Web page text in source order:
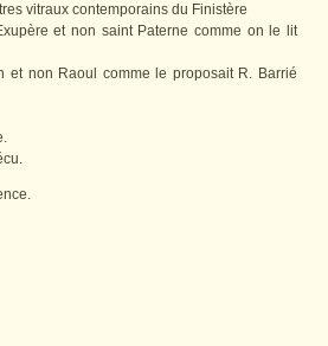
vitraux contemporains du Finistère
et non saint Paterne comme on le lit
et non Raoul comme le proposait R. Barrié